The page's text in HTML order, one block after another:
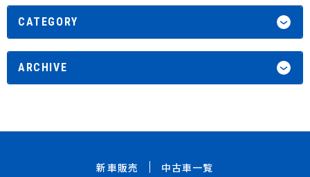
CATEGORY
ARCHIVE
新車販売
中古車一覧